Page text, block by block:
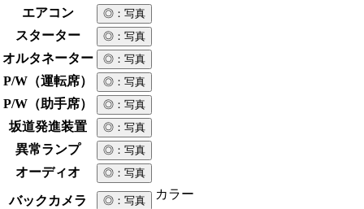
エアコン
◎ ：写真
スターター ◎ ：写真
オルタネーター ◎ ：写真
P/W（運転席） ◎ ：写真
P/W（助手席） ◎ ：写真
坂道発進装置 ◎ ：写真
異常ランプ ◎ ：写真
オーディオ ◎ ：写真
バックカメラ ◎ ：写真 カラー